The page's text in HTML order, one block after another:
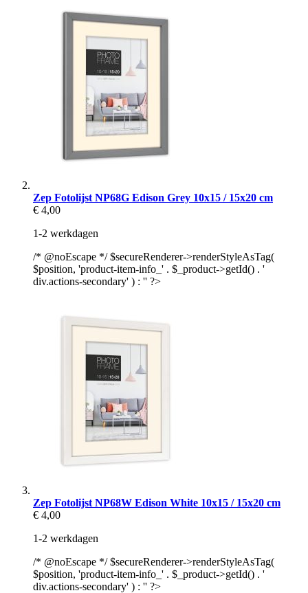
Zep Fotolijst NP68G Edison Grey 10x15 / 15x20 cm
€ 4,00
1-2 werkdagen
/* @noEscape */ $secureRenderer->renderStyleAsTag(
$position, 'product-item-info_' . $_product->getId() . '
div.actions-secondary' ) : '' ?>
Zep Fotolijst NP68W Edison White 10x15 / 15x20 cm
€ 4,00
1-2 werkdagen
/* @noEscape */ $secureRenderer->renderStyleAsTag(
$position, 'product-item-info_' . $_product->getId() . '
div.actions-secondary' ) : '' ?>